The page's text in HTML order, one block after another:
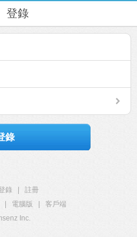
登錄
錄
錄
註冊
電腦版
客戶端
Inc.